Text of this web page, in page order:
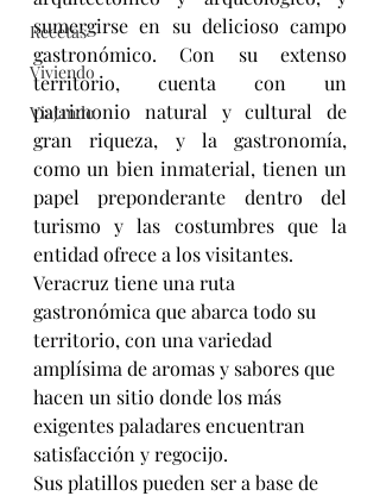
Recetas
Viviendo
Viajando
sumergirse en su delicioso campo
gastronómico. Con su extenso
territorio, cuenta con un
patrimonio natural y cultural de
gran riqueza, y la gastronomía,
como un bien inmaterial, tienen un
papel preponderante dentro del
turismo y las costumbres que la
entidad ofrece a los visitantes.
Veracruz tiene una ruta
gastronómica que abarca todo su
territorio, con una variedad
amplísima de aromas y sabores que
hacen un sitio donde los más
exigentes paladares encuentran
satisfacción y regocijo.
Sus platillos pueden ser a base de